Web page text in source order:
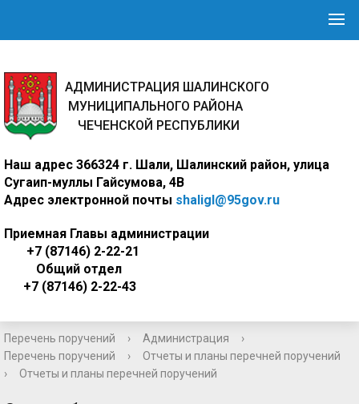
АДМИНИСТРАЦИЯ ШАЛИНСКОГО
МУНИЦИПАЛЬНОГО РАЙОНА
ЧЕЧЕНСКОЙ РЕСПУБЛИКИ
Наш адрес 366324 г. Шали, Шалинский район, улица
Сугаип-муллы Гайсумова, 4В
Адрес электронной почты shaligl@95gov.ru
Приемная Главы администрации
+7 (87146) 2-22-21
Общий отдел
+7 (87146) 2-22-43
Перечень поручений › Администрация
›
Перечень поручений
›
Отчеты и планы перечней поручений
›
Отчеты и планы перечней поручений